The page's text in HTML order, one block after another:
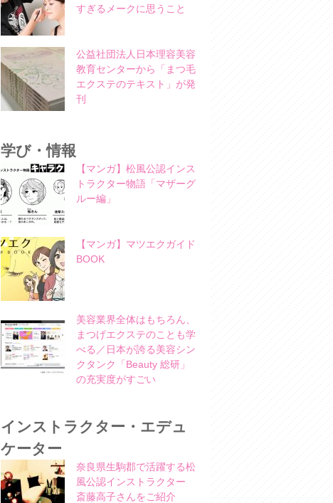
すぎるメークに思うこと
公益社団法人日本理容美容
教育センターから「まつ毛
エクステのテキスト」が発
刊
学び・情報
【マンガ】松風公認インス
トラクター物語「マザーグ
ルー編」
【マンガ】マツエクガイド
BOOK
美容業界全体はもちろん、
まつげエクステのことも学
べる／日本が誇る美容シン
クタンク「Beauty 総研」
の充実度がすごい
インストラクター・エデュ
ケーター
奈良県生駒郡で活躍する松
風公認インストラクター
斎藤高子さんをご紹介